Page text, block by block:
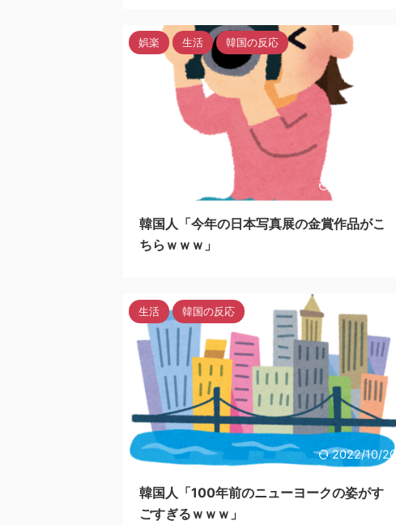
娯楽 生活 韓国の反応
韓国人「今年の日本写真展の金賞作品がこ
ちらｗｗｗ」
2022/10/20
生活 韓国の反応
韓国人「100年前のニューヨークの姿がす
ごすぎるｗｗｗ」